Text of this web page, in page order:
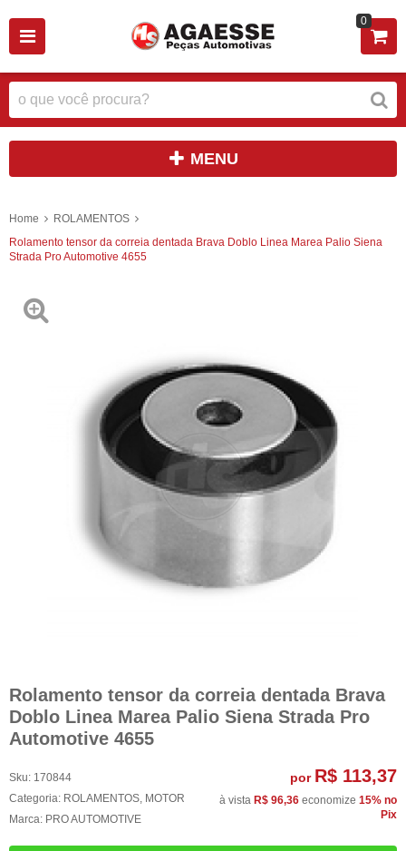
0
MENU
Home
ROLAMENTOS
Rolamento tensor da correia dentada Brava Doblo Linea Marea Palio Siena
Strada Pro Automotive 4655
Rolamento tensor da correia dentada Brava
Doblo Linea Marea Palio Siena Strada Pro
Automotive 4655
Sku: 170844
Categoria: ROLAMENTOS, MOTOR
Marca: PRO AUTOMOTIVE
por R$ 113,37
à vista R$ 96,36 economize 15% no
Pix